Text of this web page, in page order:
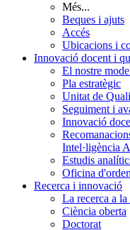
Més...
Beques i ajuts
Accés
Ubicacions i
Innovació docent i
El nostre
Pla estratègic
Unitat de
Seguiment i
Innovació
Intel·ligència
Estudis
Oficina
Recerca i innovació
La recerca a
Ciència oberta
Doctorat